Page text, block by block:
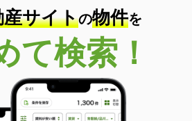
1LDK
11万円
三重県津市広明町
42.34m²
1LDK
サイトの物件を
て検索！